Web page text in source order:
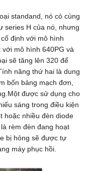
standand, nó có cùng
series H của nó, nhưng
định với mô hình
với mô hình 640PG và
sẽ tăng lên 320 để
năng thứ hai là dung
bốn bảng mạch đơn,
được sử dụng cho
sáng trong điều kiện
hoặc nhiều đèn diode
rèm đèn đang hoạt
bị hỏng sẽ được tự
máy phục hồi.